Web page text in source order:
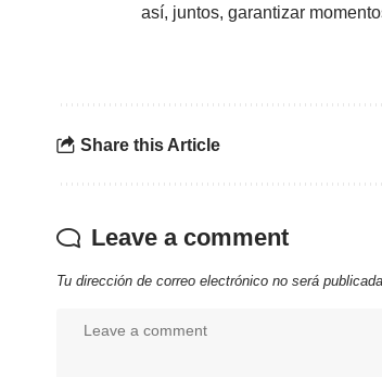
así, juntos, garantizar
Share this Article
Leave a comment
Tu dirección de correo electrónico no será